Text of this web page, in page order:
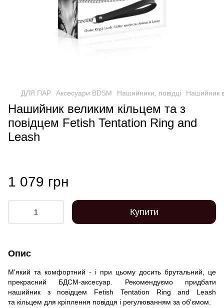
ДЛЯ ПАР Аксесуари BDSM Нашийники, повідці Нашийник
Нашийник великим кільцем та з
повідцем Fetish Tentation Ring and
Leash
1 079 грн
Купити
Опис
М'який та комфортний - і при цьому досить брутальний, це
прекрасний БДСМ-аксесуар. Рекомендуємо придбати
нашийник з повідцем Fetish Tentation Ring and Leash
та кільцем для кріплення повідця і регулюванням за об'ємом.